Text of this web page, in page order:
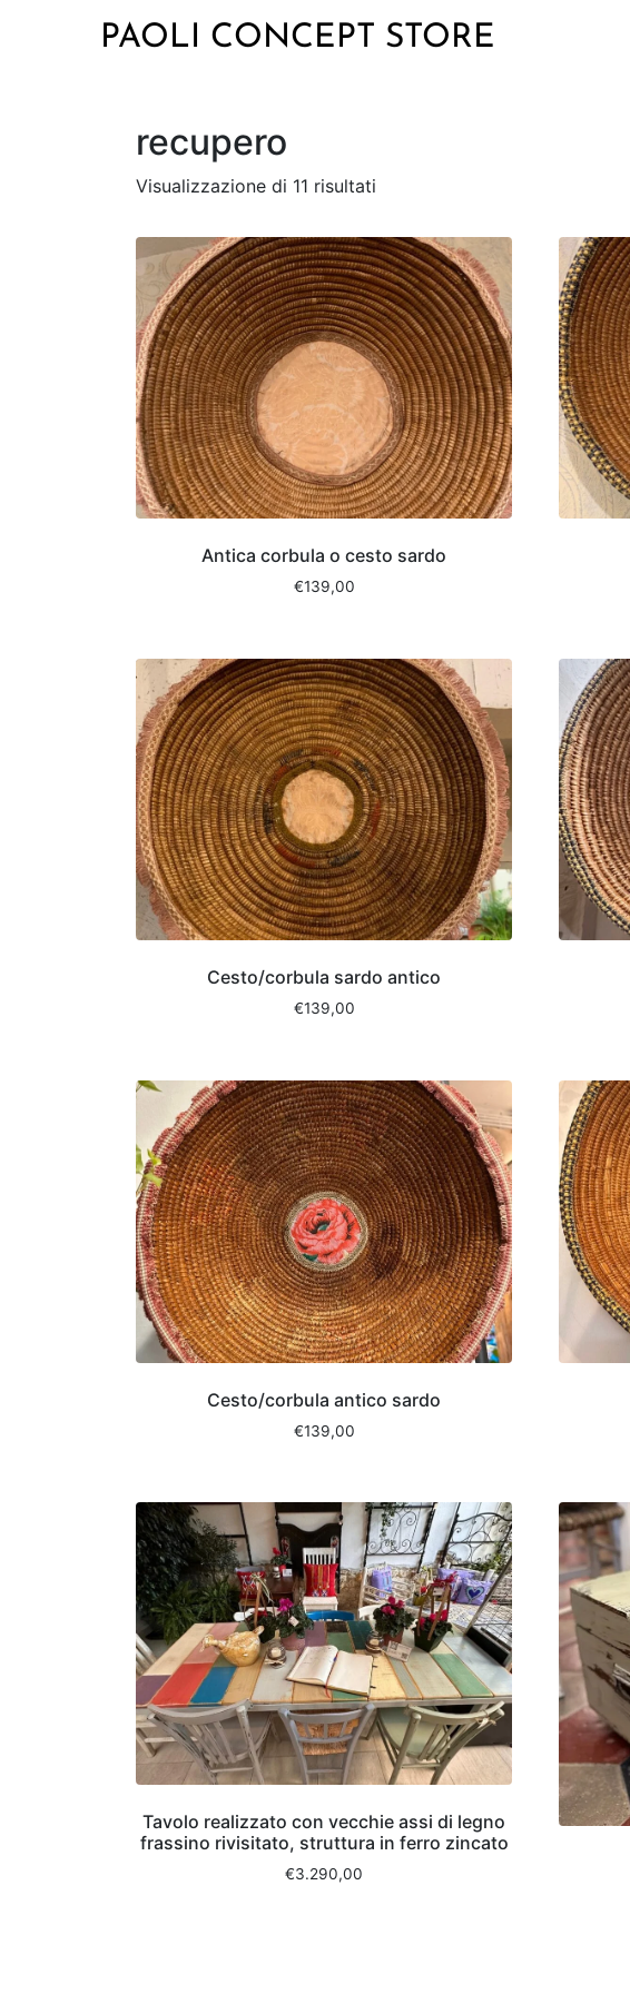
PAOLI CONCEPT STORE
recupero
Visualizzazione di 11 risultati
Antica corbula o cesto sardo
€139,00
Cesto/corbula sardo antico
€139,00
Cesto/corbula antico sardo
€139,00
Tavolo realizzato con vecchie assi di legno
frassino rivisitato, struttura in ferro zincato
€3.290,00